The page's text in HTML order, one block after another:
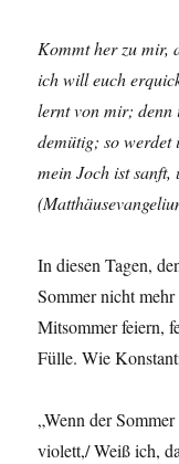
Kommt her zu mir,
ich will euch
lernt von mir; denn
demütig; so werdet
mein Joch ist sanft,
In diesen Tagen,
Sommer nicht
Mitsommer feiern,
Fülle. Wie
„Wenn der
violett,/ Weiß ich,